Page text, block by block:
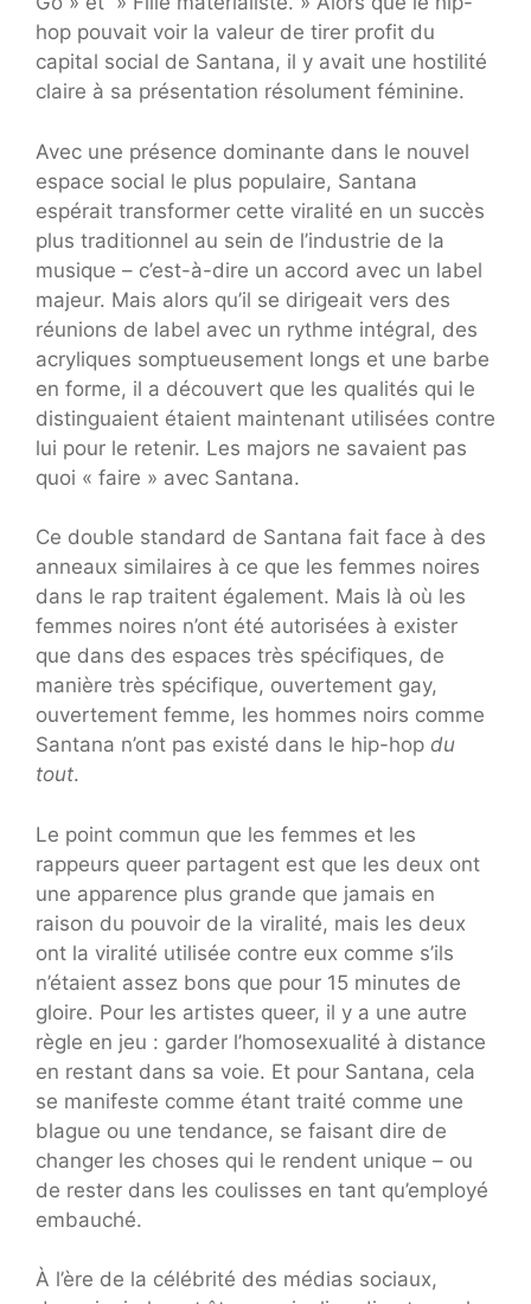
hop pouvait voir la valeur de tirer profit du
capital social de Santana, il y avait une hostilité
claire à sa présentation résolument féminine.
Avec une présence dominante dans le nouvel
espace social le plus populaire, Santana
espérait transformer cette viralité en un succès
plus traditionnel au sein de l’industrie de la
musique – c’est-à-dire un accord avec un label
majeur. Mais alors qu’il se dirigeait vers des
réunions de label avec un rythme intégral, des
acryliques somptueusement longs et une barbe
en forme, il a découvert que les qualités qui le
distinguaient étaient maintenant utilisées contre
lui pour le retenir. Les majors ne savaient pas
quoi « faire » avec Santana.
Ce double standard de Santana fait face à des
anneaux similaires à ce que les femmes noires
dans le rap traitent également. Mais là où les
femmes noires n’ont été autorisées à exister
que dans des espaces très spécifiques, de
manière très spécifique, ouvertement gay,
ouvertement femme, les hommes noirs comme
Santana n’ont pas existé dans le hip-hop du
tout.
Le point commun que les femmes et les
rappeurs queer partagent est que les deux ont
une apparence plus grande que jamais en
raison du pouvoir de la viralité, mais les deux
ont la viralité utilisée contre eux comme s’ils
n’étaient assez bons que pour 15 minutes de
gloire. Pour les artistes queer, il y a une autre
règle en jeu : garder l’homosexualité à distance
en restant dans sa voie. Et pour Santana, cela
se manifeste comme étant traité comme une
blague ou une tendance, se faisant dire de
changer les choses qui le rendent unique – ou
de rester dans les coulisses en tant qu’employé
embauché.
À l’ère de la célébrité des médias sociaux,